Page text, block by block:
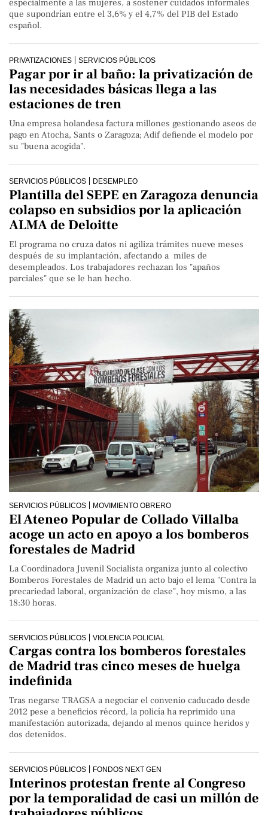
especialmente a las mujeres, a sostener cuidados informales
que supondrían entre el 3,6% y el 4,7% del PIB del Estado
español.
PRIVATIZACIONES SERVICIOS PÚBLICOS
Pagar por ir al baño: la privatización de
las necesidades básicas llega a las
estaciones de tren
Una empresa holandesa factura millones gestionando aseos de
pago en Atocha, Sants o Zaragoza; Adif defiende el modelo por
su "buena acogida".
SERVICIOS PÚBLICOS DESEMPLEO
Plantilla del SEPE en Zaragoza denuncia
colapso en subsidios por la aplicación
ALMA de Deloitte
El programa no cruza datos ni agiliza trámites nueve meses
después de su implantación, afectando a miles de
desempleados. Los trabajadores rechazan los "apaños
parciales" que se le han hecho.
SERVICIOS PÚBLICOS MOVIMIENTO OBRERO
El Ateneo Popular de Collado Villalba
acoge un acto en apoyo a los bomberos
forestales de Madrid
La Coordinadora Juvenil Socialista organiza junto al colectivo
Bomberos Forestales de Madrid un acto bajo el lema "Contra la
precariedad laboral, organización de clase", hoy mismo, a las
18:30 horas.
SERVICIOS PÚBLICOS VIOLENCIA POLICIAL
Cargas contra los bomberos forestales
de Madrid tras cinco meses de huelga
indefinida
Tras negarse TRAGSA a negociar el convenio caducado desde
2012 pese a beneficios récord, la policía ha reprimido una
manifestación autorizada, dejando al menos quince heridos y
dos detenidos.
SERVICIOS PÚBLICOS FONDOS NEXT GEN
Interinos protestan frente al Congreso
por la temporalidad de casi un millón de